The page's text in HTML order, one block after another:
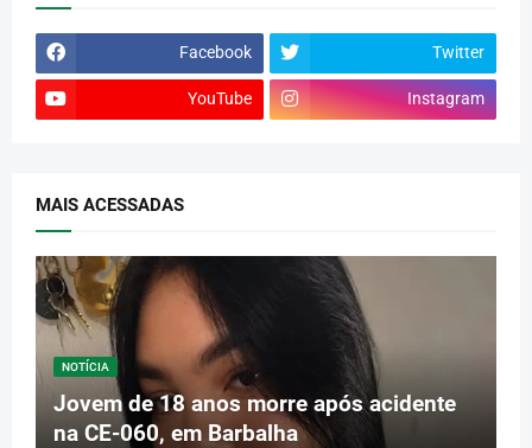
Facebook Twitter
YouTube Instagram
MAIS ACESSADAS
NOTÍCIA
Jovem de 18 anos morre após acidente
na CE-060, em Barbalha